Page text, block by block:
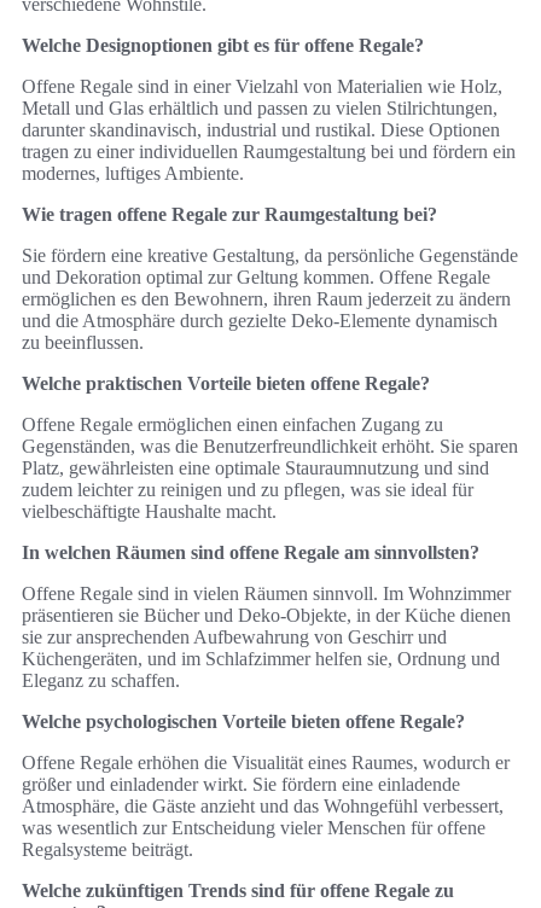
verschiedene Wohnstile.
Welche Designoptionen gibt es für offene Regale?
Offene Regale sind in einer Vielzahl von Materialien wie Holz,
Metall und Glas erhältlich und passen zu vielen Stilrichtungen,
darunter skandinavisch, industrial und rustikal. Diese Optionen
tragen zu einer individuellen Raumgestaltung bei und fördern ein
modernes, luftiges Ambiente.
Wie tragen offene Regale zur Raumgestaltung bei?
Sie fördern eine kreative Gestaltung, da persönliche Gegenstände
und Dekoration optimal zur Geltung kommen. Offene Regale
ermöglichen es den Bewohnern, ihren Raum jederzeit zu ändern
und die Atmosphäre durch gezielte Deko-Elemente dynamisch
zu beeinflussen.
Welche praktischen Vorteile bieten offene Regale?
Offene Regale ermöglichen einen einfachen Zugang zu
Gegenständen, was die Benutzerfreundlichkeit erhöht. Sie sparen
Platz, gewährleisten eine optimale Stauraumnutzung und sind
zudem leichter zu reinigen und zu pflegen, was sie ideal für
vielbeschäftigte Haushalte macht.
In welchen Räumen sind offene Regale am sinnvollsten?
Offene Regale sind in vielen Räumen sinnvoll. Im Wohnzimmer
präsentieren sie Bücher und Deko-Objekte, in der Küche dienen
sie zur ansprechenden Aufbewahrung von Geschirr und
Küchengeräten, und im Schlafzimmer helfen sie, Ordnung und
Eleganz zu schaffen.
Welche psychologischen Vorteile bieten offene Regale?
Offene Regale erhöhen die Visualität eines Raumes, wodurch er
größer und einladender wirkt. Sie fördern eine einladende
Atmosphäre, die Gäste anzieht und das Wohngefühl verbessert,
was wesentlich zur Entscheidung vieler Menschen für offene
Regalsysteme beiträgt.
Welche zukünftigen Trends sind für offene Regale zu